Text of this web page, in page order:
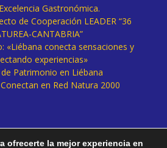
Gastronómica.
de Cooperación LEADER “36
CANTABRIA”
«Liébana conecta sensaciones y
experiencias»
Patrimonio en Liébana
en Red Natura 2000
ofrecerte la mejor experiencia en